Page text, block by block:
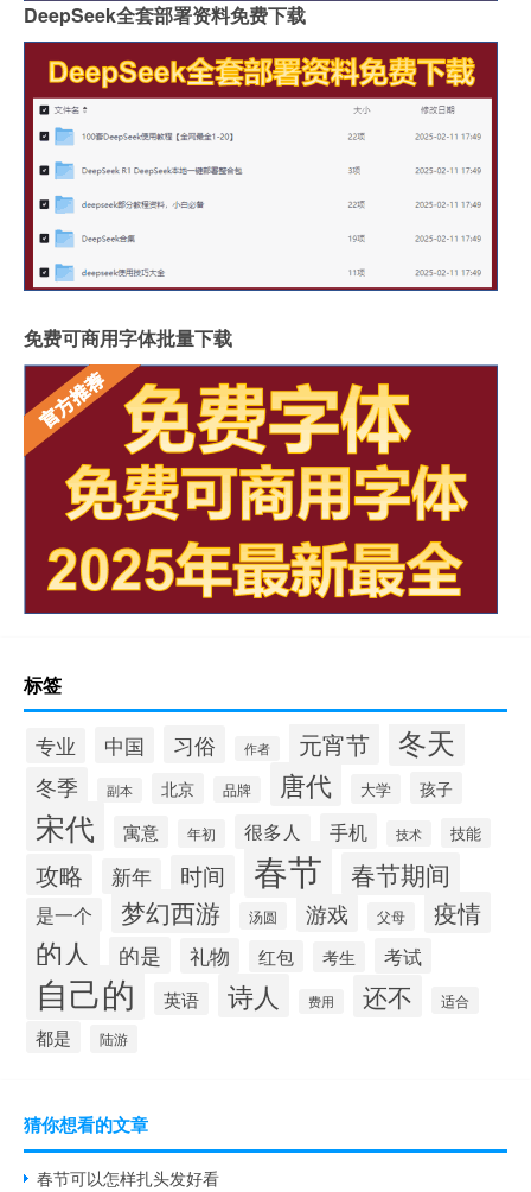
DeepSeek全套部署资料免费下载
免费可商用字体批量下载
标签
专业 中国 习俗 作者 元宵节 冬天
冬季 副本 北京 品牌 唐代 大学 孩子
宋代 寓意 年初 很多人 手机 技术 技能
攻略 新年 时间 春节 春节期间
是一个 梦幻西游 汤圆 游戏 父母 疫情
的人 的是 礼物 红包 考生 考试
自己的 英语 诗人 费用 还不 适合
都是 陆游
猜你想看的文章
春节可以怎样扎头发好看